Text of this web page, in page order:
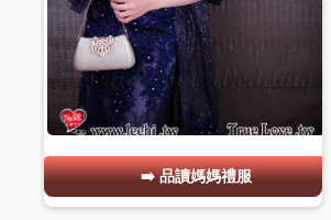
品讀媽媽禮服